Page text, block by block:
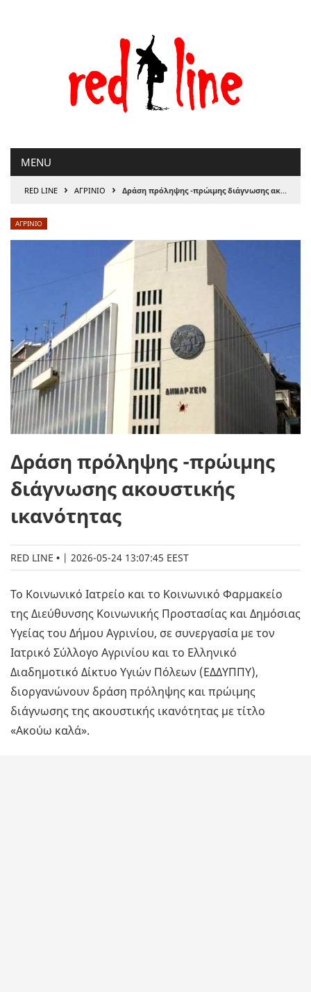
MENU
RED LINE › ΑΓΡΙΝΙΟ › Δράση πρόληψης -πρώιμης διάγνωσης ακουστικής ικανότητας
ΑΓΡΙΝΙΟ
Δράση πρόληψης -πρώιμης
διάγνωσης ακουστικής
ικανότητας
RED LINE | 2026-05-24 13:07:45 EEST
Το Κοινωνικό Ιατρείο και το Κοινωνικό Φαρμακείο
της Διεύθυνσης Κοινωνικής Προστασίας και Δημόσιας
Υγείας του Δήμου Αγρινίου, σε συνεργασία με τον
Ιατρικό Σύλλογο Αγρινίου και το Ελληνικό
Διαδημοτικό Δίκτυο Υγιών Πόλεων (ΕΔΔΥΠΠΥ),
διοργανώνουν δράση πρόληψης και πρώιμης
διάγνωσης της ακουστικής ικανότητας με τίτλο
«Ακούω καλά».